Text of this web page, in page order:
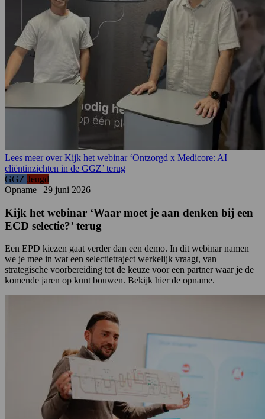
Lees meer over Kijk het webinar ‘Ontzorgd x Medicore: AI
cliëntinzichten in de GGZ’ terug
GGZ Jeugd
Opname | 29 juni 2026
Kijk het webinar ‘Waar moet je aan denken bij een
ECD selectie?’ terug
Een EPD kiezen gaat verder dan een demo. In dit webinar namen
we je mee in wat een selectietraject werkelijk vraagt, van
strategische voorbereiding tot de keuze voor een partner waar je de
komende jaren op kunt bouwen. Bekijk hier de opname.